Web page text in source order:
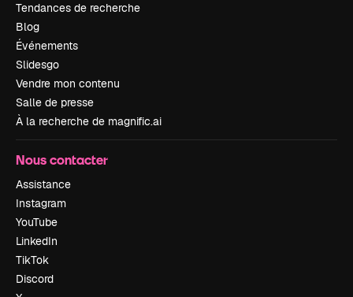
Tendances de recherche
Blog
Événements
Slidesgo
Vendre mon contenu
Salle de presse
À la recherche de magnific.ai
Nous contacter
Assistance
Instagram
YouTube
LinkedIn
TikTok
Discord